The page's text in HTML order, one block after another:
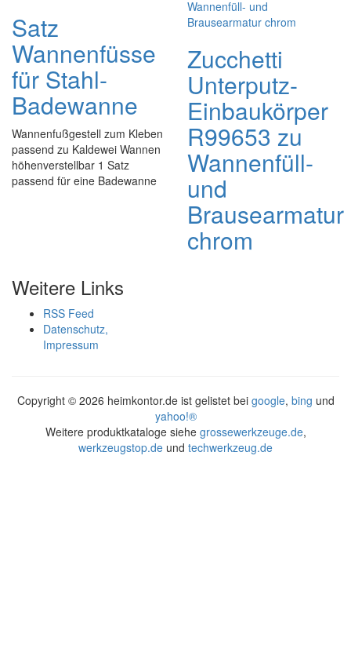
Satz
Wannenfüsse
für Stahl-
Badewanne
Wannenfußgestell zum Kleben
passend zu Kaldewei Wannen
höhenverstellbar 1 Satz
passend für eine Badewanne
Zucchetti
Unterputz-
Einbaukörper
R99653 zu
Wannenfüll-
und
Brausearmatur
chrom
Weitere Links
RSS Feed
Datenschutz,
Impressum
Copyright © 2026 heimkontor.de ist gelistet bei google, bing und
yahoo!®
Weitere produktkataloge siehe grossewerkzeuge.de,
werkzeugstop.de und techwerkzeug.de